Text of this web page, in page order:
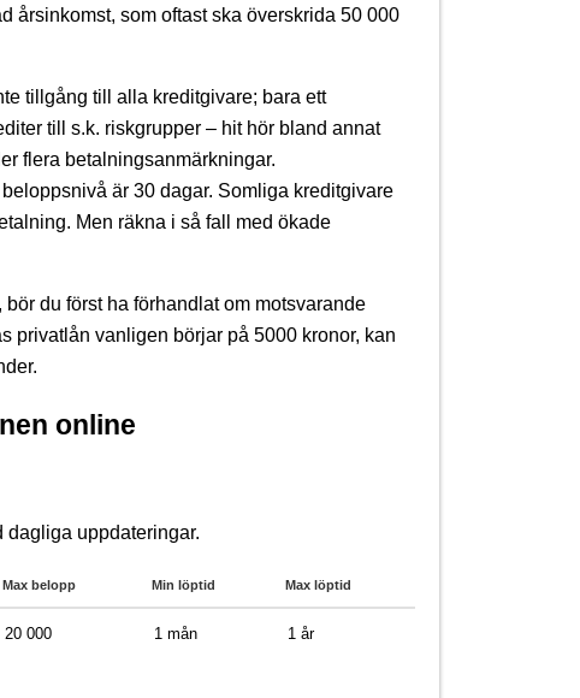
årsinkomst, som oftast ska överskrida 50 000
tillgång till alla kreditgivare; bara ett
till s.k. riskgrupper – hit hör bland annat
flera betalningsanmärkningar.
är 30 dagar. Somliga kreditgivare
Men räkna i så fall med ökade
du först ha förhandlat om motsvarande
privatlån vanligen börjar på 5000 kronor, kan
online
dagliga uppdateringar.
Max belopp Min löptid Max löptid
20 000 1 mån 1 år